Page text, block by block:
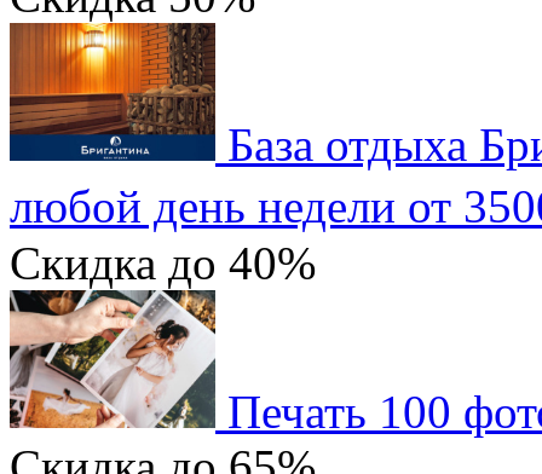
База отдыха
любой день недели от
Скидка до 40%
Печать 100